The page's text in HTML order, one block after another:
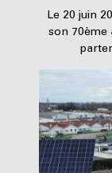
Le 20 juin
son 70ème